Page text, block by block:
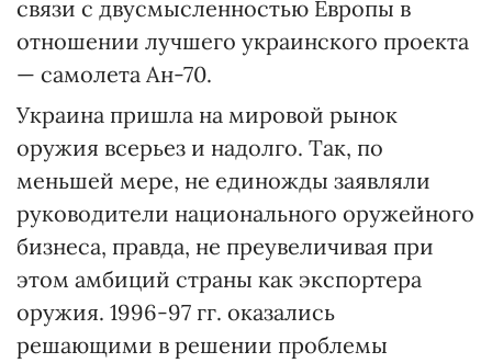
связи с двусмысленностью Европы в
отношении лучшего украинского проекта
— самолета Ан-70.
Украина пришла на мировой рынок
оружия всерьез и надолго. Так, по
меньшей мере, не единожды заявляли
руководители национального оружейного
бизнеса, правда, не преувеличивая при
этом амбиций страны как экспортера
оружия. 1996-97 гг. оказались
решающими в решении проблемы